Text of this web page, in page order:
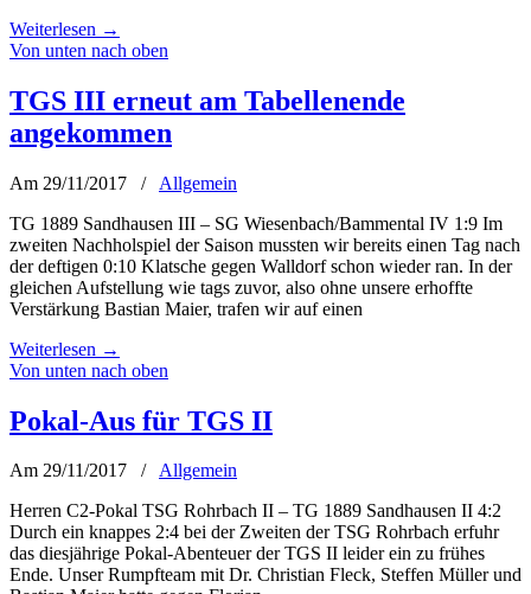
Weiterlesen →
Von unten nach oben
TGS III erneut am Tabellenende
angekommen
Am 29/11/2017 /
Allgemein
TG 1889 Sandhausen III – SG Wiesenbach/Bammental IV 1:9 Im
zweiten Nachholspiel der Saison mussten wir bereits einen Tag nach
der deftigen 0:10 Klatsche gegen Walldorf schon wieder ran. In der
gleichen Aufstellung wie tags zuvor, also ohne unsere erhoffte
Verstärkung Bastian Maier, trafen wir auf einen
Weiterlesen →
Von unten nach oben
Pokal-Aus für TGS II
Am 29/11/2017 / Allgemein
Herren C2-Pokal TSG Rohrbach II – TG 1889 Sandhausen II 4:2
Durch ein knappes 2:4 bei der Zweiten der TSG Rohrbach erfuhr
das diesjährige Pokal-Abenteuer der TGS II leider ein zu frühes
Ende. Unser Rumpfteam mit Dr. Christian Fleck, Steffen Müller und